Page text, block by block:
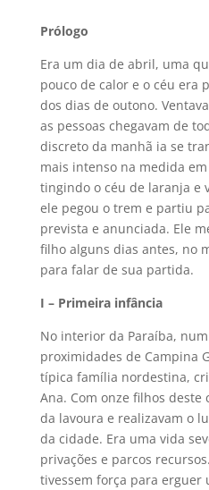
Prólogo
Era um dia de abril, uma
pouco de calor e o céu era
dos dias de outono.
as pessoas chegavam de
discreto da manhã ia se
mais intenso na medida
tingindo o céu de laranja e
ele pegou o trem e partiu
prevista e anunciada. Ele
filho alguns dias antes, no
para falar de sua partida.
I – Primeira infância
No interior da Paraíba,
proximidades de Campina
típica família nordestina,
Ana. Com onze filhos deste
da lavoura e realizavam o
da cidade. Era uma vida
privações e parcos
tivessem força para erguer